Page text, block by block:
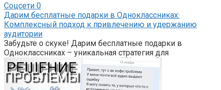
Соцсети 0
Дарим бесплатные подарки в Одноклассниках:
Комплексный подход к привлечению и удержанию
аудитории
Забудьте о скуке! Дарим бесплатные подарки в
Одноклассниках – уникальная стратегия для